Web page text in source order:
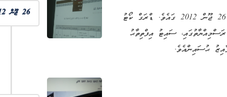
26 ޖޫން 2012
ޑްރަގް ކޯޓުގެ ވެބްސައިޓު އިފްތިތާޙުކޮށް ޚިދުމަތް ދޭން ފެށުނީ 26 ޖޫން 2012 ގައެވެ. ޑްރަގް ކޯޓު
ސައިޓު އިފްތިތާޙު
ޙުސައިންއެވެ.